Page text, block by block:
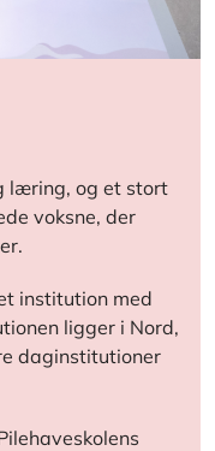
læring, og et stort
voksne, der
institution med
ligger i Nord,
daginstitutioner